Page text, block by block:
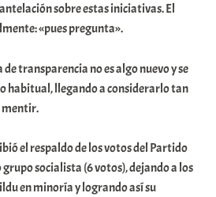
sobre estas iniciativas. El
«pues pregunta».
transparencia no es algo nuevo y se
habitual, llegando a considerarlo tan
mentir.
el respaldo de los votos del Partido
socialista (6 votos), dejando a los
en minoría y logrando así su